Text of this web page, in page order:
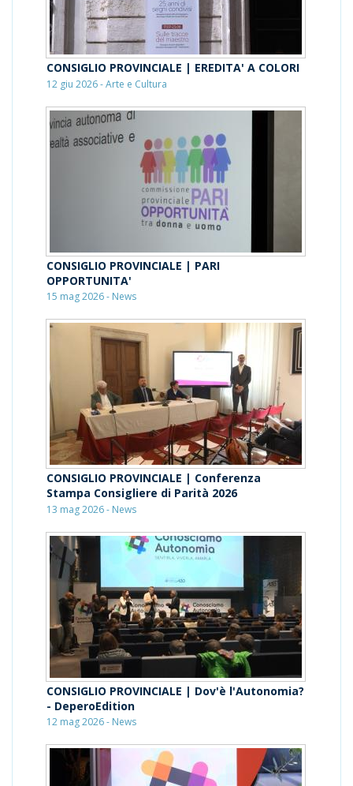
CONSIGLIO PROVINCIALE | EREDITA' A COLORI
12 giu 2026 - Arte e Cultura
CONSIGLIO PROVINCIALE | PARI
OPPORTUNITA'
15 mag 2026 - News
CONSIGLIO PROVINCIALE | Conferenza
Stampa Consigliere di Parità 2026
13 mag 2026 - News
CONSIGLIO PROVINCIALE | Dov'è l'Autonomia?
- DeperoEdition
12 mag 2026 - News